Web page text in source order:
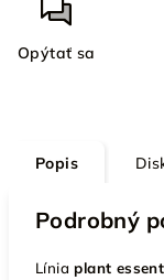
Opýtať sa
Popis
Podrobný
Líniaplant